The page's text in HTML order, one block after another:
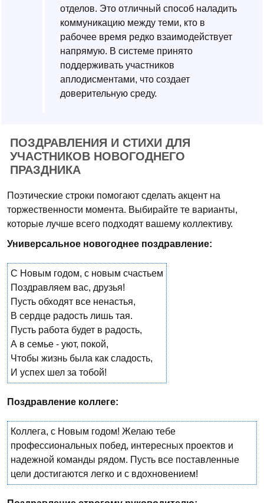
отделов. Это отличный способ наладить
коммуникацию между теми, кто в
рабочее время редко взаимодействует
напрямую. В системе принято
поддерживать участников
аплодисментами, что создает
доверительную среду.
ПОЗДРАВЛЕНИЯ И СТИХИ ДЛЯ
УЧАСТНИКОВ НОВОГОДНЕГО
ПРАЗДНИКА
Поэтические строки помогают сделать акцент на
торжественности момента. Выбирайте те варианты,
которые лучше всего подходят вашему коллективу.
Универсальное новогоднее поздравление:
С Новым годом, с новым счастьем
Поздравляем вас, друзья!
Пусть обходят все ненастья,
В сердце радость лишь тая.
Пусть работа будет в радость,
А в семье - уют, покой,
Чтобы жизнь была как сладость,
И успех шел за тобой!
Поздравление коллеге:
Коллега, с Новым годом! Желаю тебе
профессиональных побед, интересных проектов и
надежной команды рядом. Пусть все поставленные
цели достигаются легко и с вдохновением!